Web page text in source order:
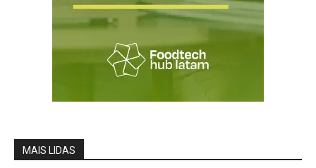
MAIS LIDAS